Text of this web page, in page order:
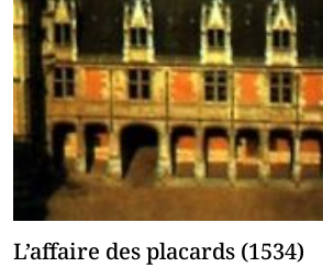
L’affaire des placards (1534)